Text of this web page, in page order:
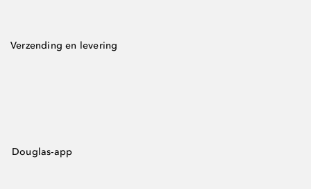
Verzending en levering
Douglas-app